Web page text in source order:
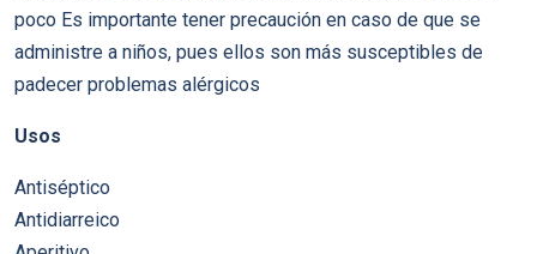
poco Es importante tener precaución en caso de que se
administre a niños, pues ellos son más susceptibles de
padecer problemas alérgicos
Usos
Antiséptico
Antidiarreico